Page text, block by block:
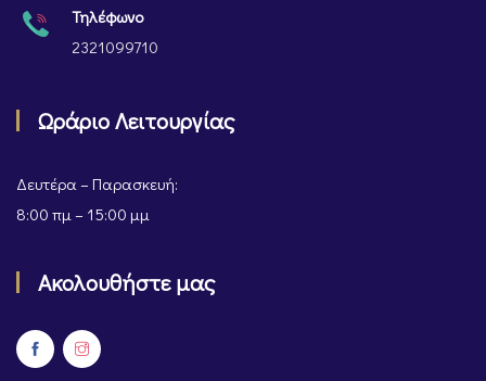
Τηλέφωνο
2321099710
Ωράριο Λειτουργίας
Δευτέρα – Παρασκευή:
8:00 πμ – 15:00 μμ
Ακολουθήστε μας